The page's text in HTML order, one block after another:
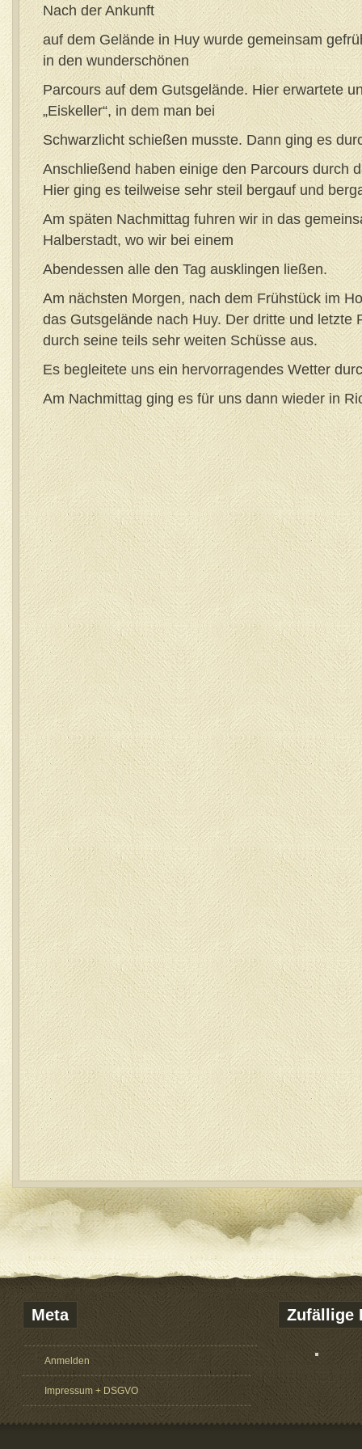
Nach der Ankunft
auf dem Gelände in Huy wurde gemeinsam
in den wunderschönen
Parcours auf dem Gutsgelände. Hier erwartete
„Eiskeller“, in dem man bei
Schwarzlicht schießen musste. Dann ging es
Anschließend haben einige den Parcours durch
Hier ging es teilweise sehr steil bergauf und
Am späten Nachmittag fuhren wir in das
Halberstadt, wo wir bei einem
Abendessen alle den Tag ausklingen ließen.
Am nächsten Morgen, nach dem Frühstück im
das Gutsgelände nach Huy. Der dritte und letzte
durch seine teils sehr weiten Schüsse aus.
Es begleitete uns ein hervorragendes Wetter
Am Nachmittag ging es für uns dann wieder in
Meta
Anmelden
Impressum + DSGVO
Zufällige